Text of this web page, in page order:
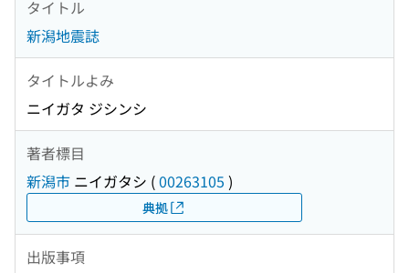
タイトル
新潟地震誌
タイトルよみ
ニイガタ ジシンシ
著者標目
新潟市 ニイガタシ (00263105 )
典拠
出版事項